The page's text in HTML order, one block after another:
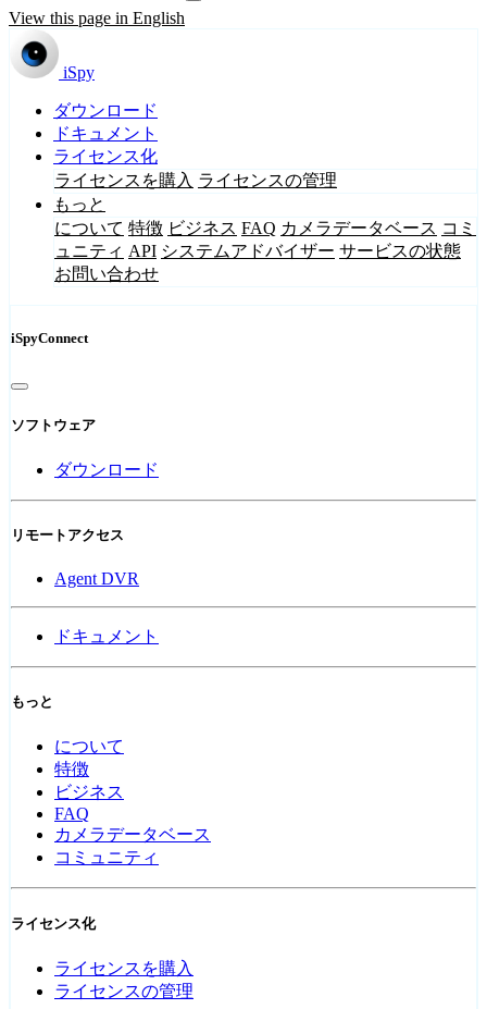
View this page in English
iSpy
ダウンロード
ドキュメント
ライセンス化
ライセンスを購入 ライセンスの管理
もっと
について 特徴 ビジネス FAQ カメラデータベース コミ
ュニティ API システムアドバイザー サービスの状態
お問い合わせ
iSpyConnect
ソフトウェア
ダウンロード
リモートアクセス
Agent DVR
ドキュメント
もっと
について
特徴
ビジネス
FAQ
カメラデータベース
コミュニティ
ライセンス化
ライセンスを購入
ライセンスの管理